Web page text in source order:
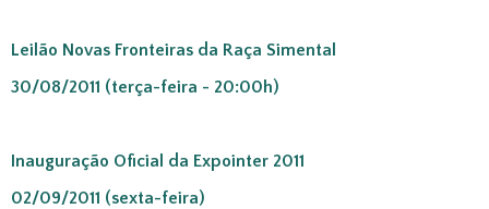
Leilão Novas Fronteiras da Raça Simental
30/08/2011 (terça-feira - 20:00h)
Inauguração Oficial da Expointer 2011
02/09/2011 (sexta-feira)